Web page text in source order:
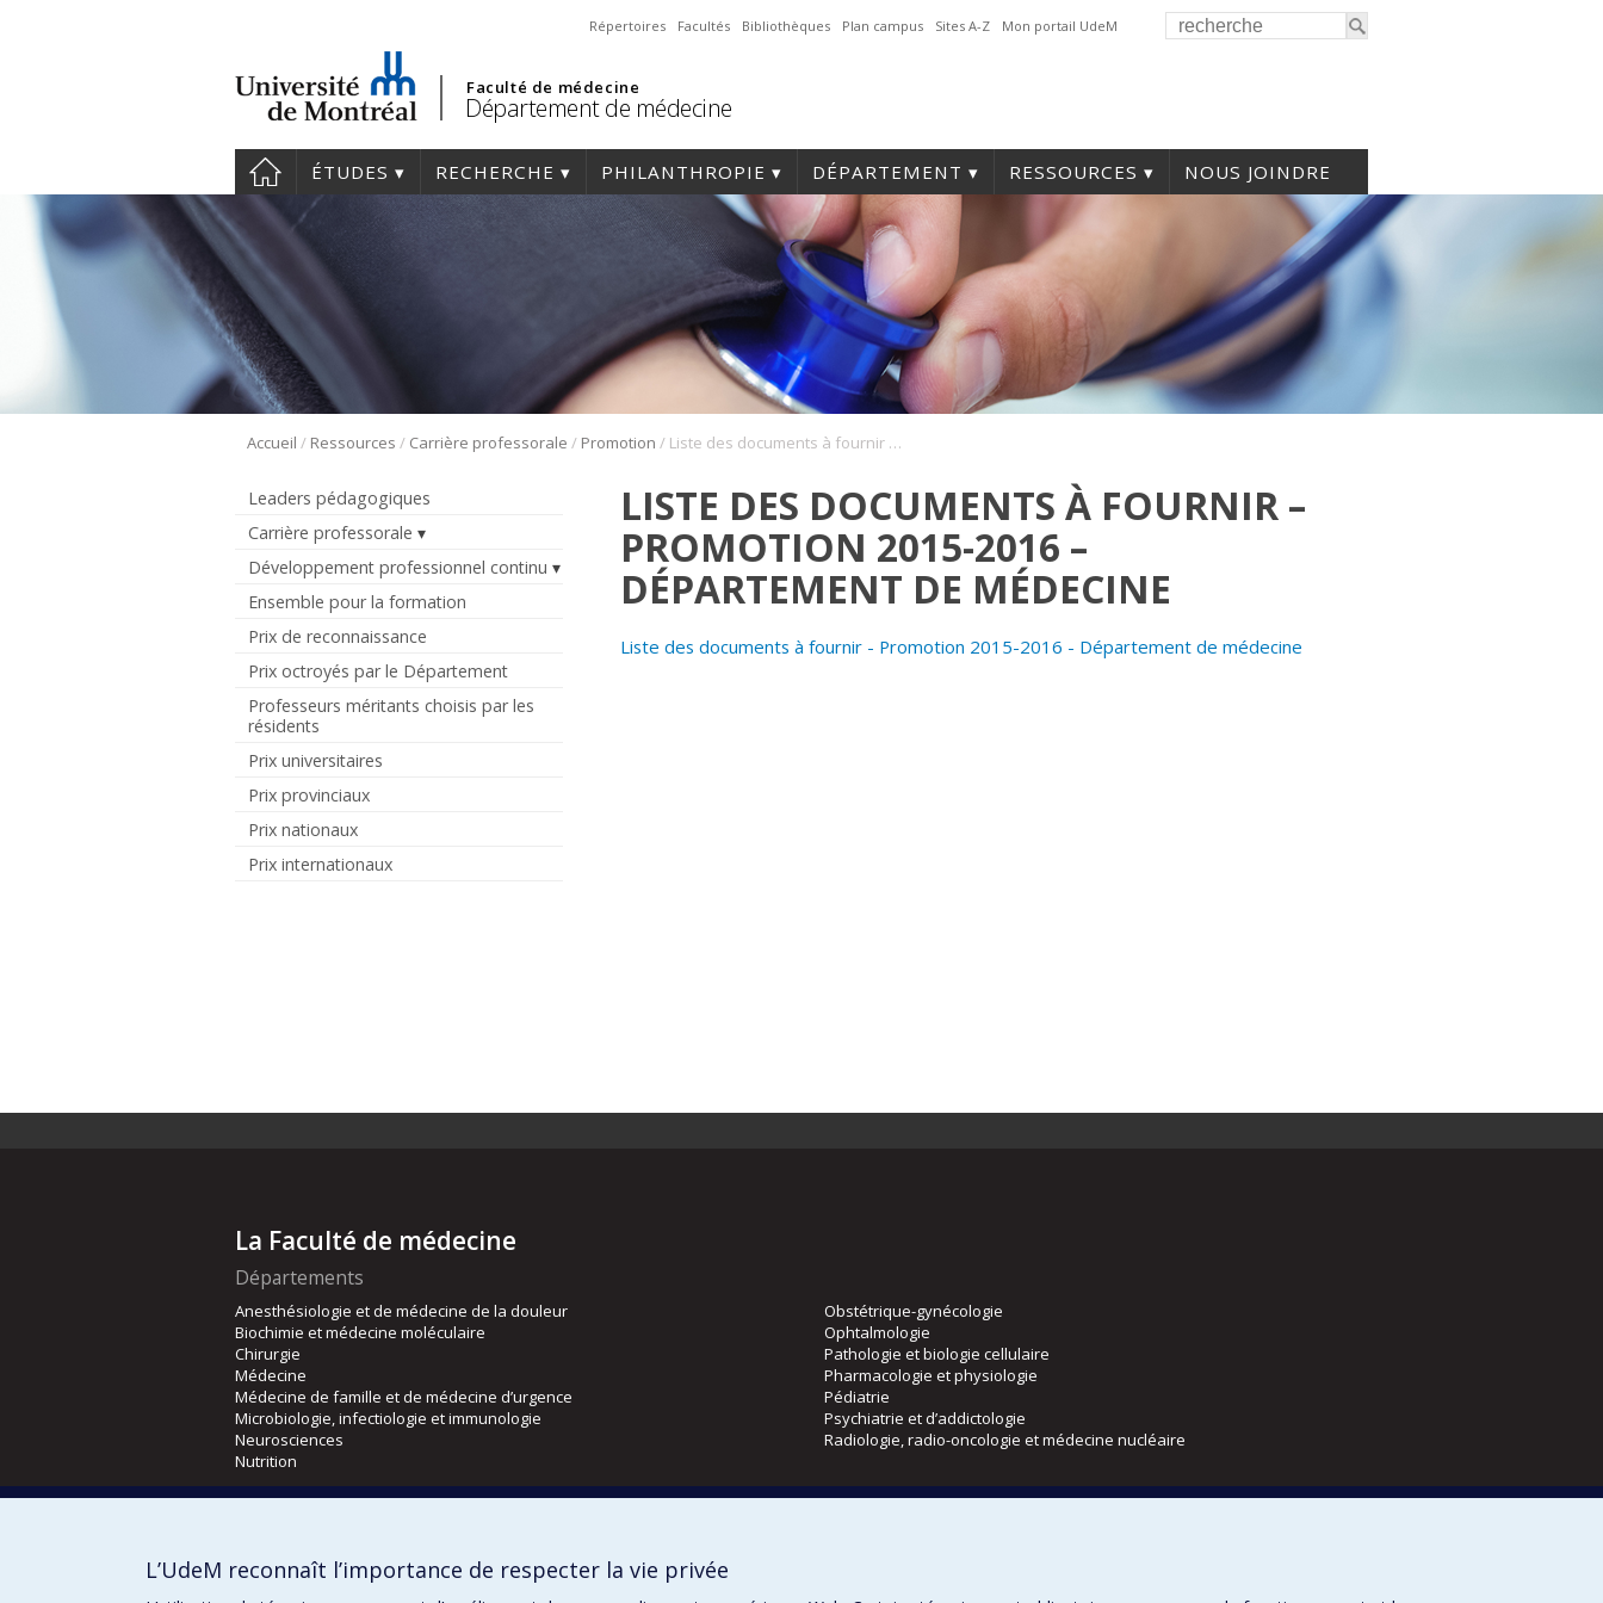
Répertoires Facultés Bibliothèques Plan campus Sites A-Z Mon portail UdeM
Faculté de médecine
Département de médecine
ÉTUDES RECHERCHE PHILANTHROPIE DÉPARTEMENT RESSOURCES NOUS JOINDRE
Accueil / Ressources / Carrière professorale / Promotion / Liste des documents à fournir – Promotion 2015-2016 – Département de médecine
Leaders pédagogiques
Carrière professorale
Développement professionnel continu
Ensemble pour la formation
Prix de reconnaissance
Prix octroyés par le Département
Professeurs méritants choisis par les
résidents
Prix universitaires
Prix provinciaux
Prix nationaux
Prix internationaux
LISTE DES DOCUMENTS À FOURNIR –
PROMOTION 2015-2016 –
DÉPARTEMENT DE MÉDECINE
Liste des documents à fournir - Promotion 2015-2016 - Département de médecine
La Faculté de médecine
Départements
Anesthésiologie et de médecine de la douleur
Biochimie et médecine moléculaire
Chirurgie
Médecine
Médecine de famille et de médecine d’urgence
Microbiologie, infectiologie et immunologie
Neurosciences
Nutrition
Obstétrique-gynécologie
Ophtalmologie
Pathologie et biologie cellulaire
Pharmacologie et physiologie
Pédiatrie
Psychiatrie et d’addictologie
Radiologie, radio-oncologie et médecine nucléaire
Orthophonie et audiologie
L’UdeM reconnaît l’importance de respecter la vie privée